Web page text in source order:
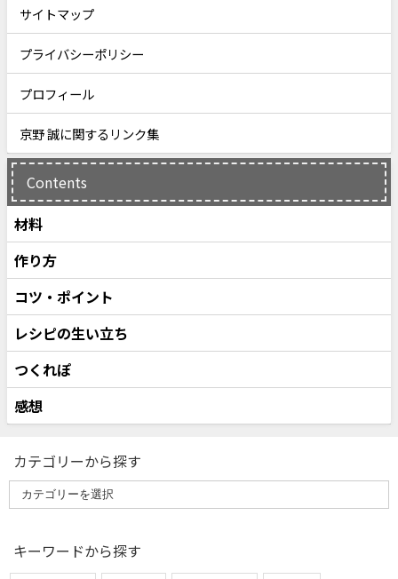
サイトマップ
プライバシーポリシー
プロフィール
京野 誠に関するリンク集
Contents
材料
作り方
コツ・ポイント
レシピの生い立ち
つくれぽ
感想
カテゴリーから探す
キーワードから探す